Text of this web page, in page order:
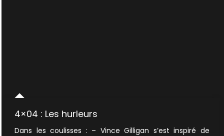
4×04 : Les hurleurs
Dans les coulisses : – Vince Gilligan s’est inspiré de